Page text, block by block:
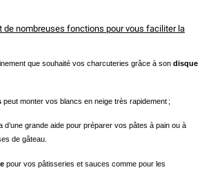
de nombreuses fonctions pour vous faciliter la
que souhaité vos charcuteries grâce à son disque
peut monter vos blancs en neige très rapidement ;
d’une grande aide pour préparer vos pâtes à pain ou à
de gâteau.
pour vos pâtisseries et sauces comme pour les